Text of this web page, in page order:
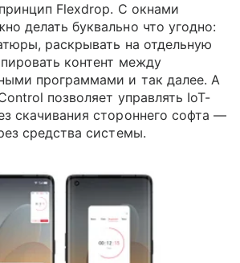
Flexdrop. С окнами
делать буквально что угодно:
раскрывать на отдельную
контент между
программами и так далее. А
позволяет управлять IoT-
скачивания стороннего софта —
средства системы.